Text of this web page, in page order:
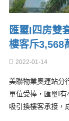
匯璽I四房雙
樓客斥3,568
2022-01-14
美聯物業奧運站分
單位受捧，匯璽I
吸引換樓客承接，